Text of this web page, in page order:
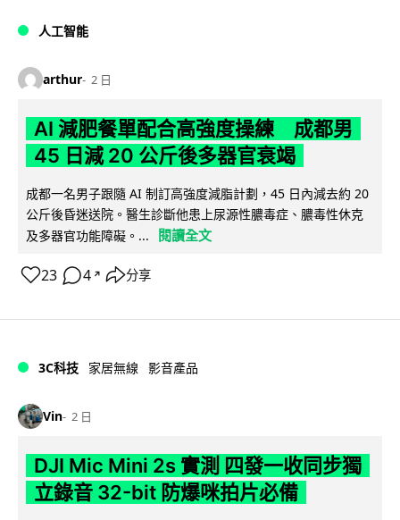
人工智能
arthur 2 日
AI 減肥餐單配合高強度操練 成都男
45 日減 20 公斤後多器官衰竭
成都一名男子跟隨 AI 制訂高強度減脂計劃，45 日內減去約 20
公斤後昏迷送院。醫生診斷他患上尿源性膿毒症、膿毒性休克
及多器官功能障礙。...
閱讀全文
23 4 ↗ 分享
3C科技 家居無線 影音產品
Vin 2 日
DJI Mic Mini 2s 實測 四發一收同步獨
立錄音 32-bit 防爆咪拍片必備